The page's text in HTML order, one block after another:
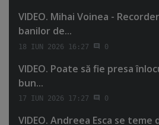
VIDEO. Mihai Voinea -
banilor de...
18 IUN 2026 16:27 0
VIDEO. Poate să fie presa
bun...
17 IUN 2026 17:27 0
VIDEO. Andreea Esca se